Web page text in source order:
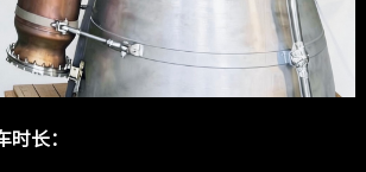
时长：